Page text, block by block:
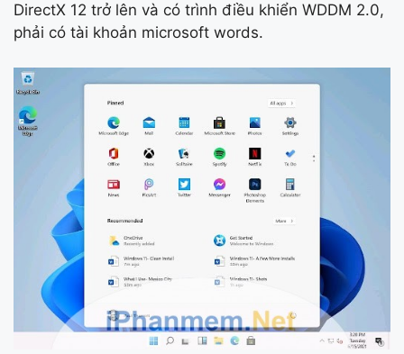
DirectX 12 trở lên và có trình điều khiển WDDM 2.0,
phải có tài khoản microsoft words.